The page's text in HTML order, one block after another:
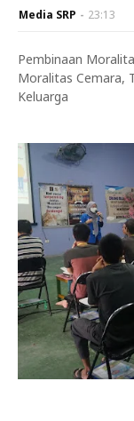
Media SRP 23:13
Pembinaan
Moralitas Cemara,
Keluarga